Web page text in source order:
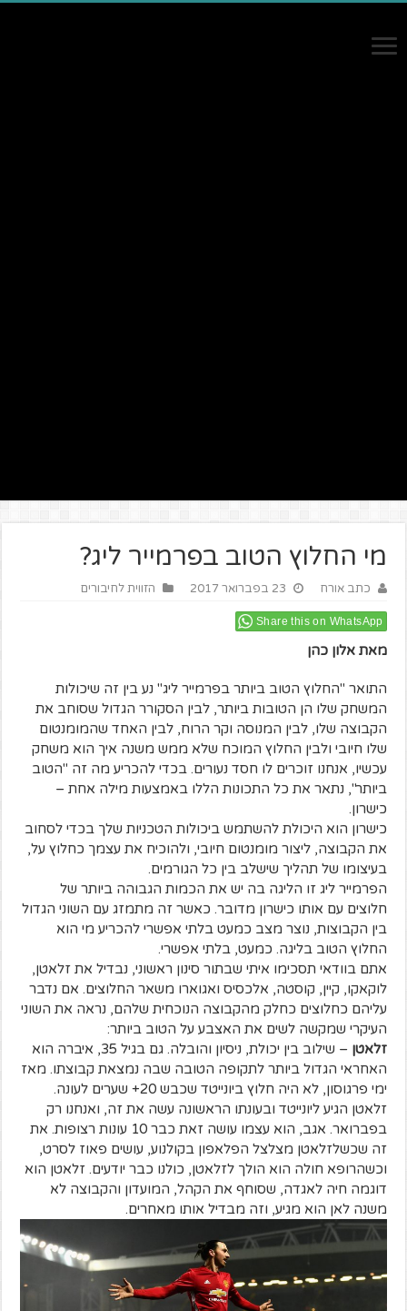
מי החלוץ הטוב בפרמייר ליג?
כתב אורח 23 בפברואר 2017 הזווית לחיבורים
Share this on WhatsApp
מאת אלון כהן
התואר "החלוץ הטוב ביותר בפרמייר ליג" נע בין זה שיכולות
המשחק שלו הן הטובות ביותר, לבין הסקורר הגדול שסוחב את
הקבוצה שלו, לבין המנוסה וקר הרוח, לבין האחד שהמומנטום
שלו חיובי ולבין החלוץ המוכח שלא ממש משנה איך הוא משחק
עכשיו, אנחנו זוכרים לו חסד נעורים. בכדי להכריע מה זה "הטוב
ביותר", נתאר את כל התכונות הללו באמצעות מילה אחת –
כישרון.
כישרון הוא היכולת להשתמש ביכולות הטכניות שלך בכדי לסחוב
את הקבוצה, ליצור מומנטום חיובי, ולהוכיח את עצמך כחלוץ על,
בעיצומו של תהליך שישלב בין כל הגורמים.
הפרמייר ליג זו הליגה בה יש את הכמות הגבוהה ביותר של
חלוצים עם אותו כישרון מדובר. כאשר זה מתמזג עם השוני הגדול
בין הקבוצות, נוצר מצב כמעט בלתי אפשרי להכריע מי הוא
החלוץ הטוב בליגה. כמעט, בלתי אפשרי.
אתם בוודאי תסכימו איתי שבתור סינון ראשוני, נבדיל את זלאטן,
לוקאקו, קיין, קוסטה, אלכסיס ואגוארו משאר החלוצים. אם נדבר
עליהם כחלוצים כחלק מהקבוצה הנוכחית שלהם, נראה את השוני
העיקרי שמקשה לשים את האצבע על הטוב ביותר:
זלאטן
– שילוב בין יכולת, ניסיון והובלה. גם בגיל 35, איברה הוא
האחראי הגדול ביותר לתקופה הטובה שבה נמצאת קבוצתו. מאז
ימי פרגוסון, לא היה חלוץ ביונייטד שכבש 20+ שערים לעונה.
זלאטן הגיע ליונייטד ובעונתו הראשונה עשה את זה, ואנחנו רק
בפברואר. אגב, הוא עצמו עושה זאת כבר 10 עונות רצופות. את
זה שכשלזלאטן מצלצל הפלאפון בקולנוע, עושים פאוז לסרט,
וכשהרופא חולה הוא הולך לזלאטן, כולנו כבר יודעים. זלאטן הוא
דוגמה חיה לאגדה, שסוחף את הקהל, המועדון והקבוצה לא
משנה לאן הוא מגיע, וזה מבדיל אותו מאחרים.